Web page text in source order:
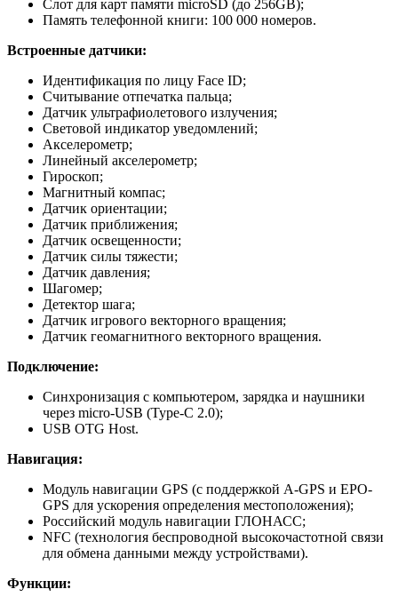
Слот для карт памяти microSD (до 256GB);
Память телефонной книги: 100 000 номеров.
Встроенные датчики:
Идентификация по лицу Face ID;
Считывание отпечатка пальца;
Датчик ультрафиолетового излучения;
Световой индикатор уведомлений;
Акселерометр;
Линейный акселерометр;
Гироскоп;
Магнитный компас;
Датчик ориентации;
Датчик приближения;
Датчик освещенности;
Датчик силы тяжести;
Датчик давления;
Шагомер;
Детектор шага;
Датчик игрового векторного вращения;
Датчик геомагнитного векторного вращения.
Подключение:
Синхронизация с компьютером, зарядка и наушники
через micro-USB (Type-C 2.0);
USB OTG Host.
Навигация:
Модуль навигации GPS (с поддержкой A-GPS и EPO-
GPS для ускорения определения местоположения);
Российский модуль навигации ГЛОНАСС;
NFC (технология беспроводной высокочастотной связи
для обмена данными между устройствами).
Функции: